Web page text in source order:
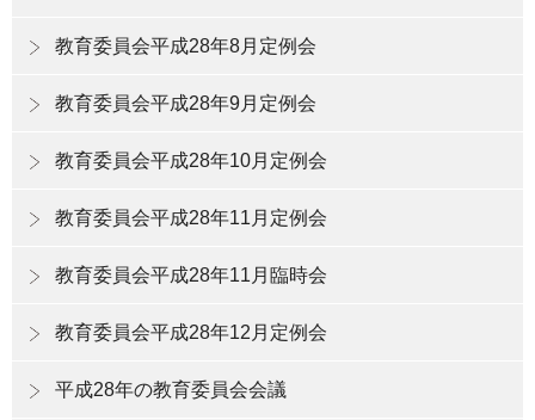
教育委員会平成28年8月定例会
教育委員会平成28年9月定例会
教育委員会平成28年10月定例会
教育委員会平成28年11月定例会
教育委員会平成28年11月臨時会
教育委員会平成28年12月定例会
平成28年の教育委員会会議